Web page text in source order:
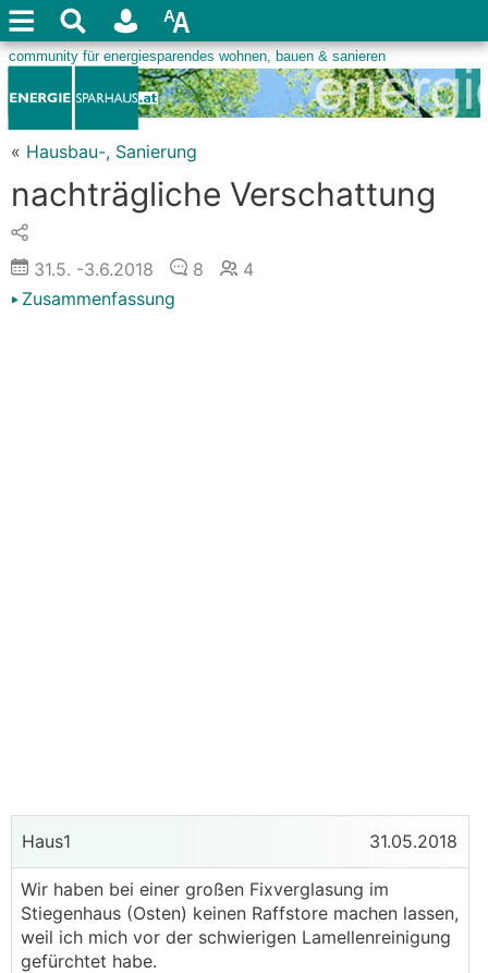
« Hausbau-, Sanierung
nachträgliche Verschattung
31.5. -3.6.2018 8
4
Zusammenfassung
Haus1 31.05.2018
Wir haben bei einer großen Fixverglasung im
Stiegenhaus (Osten) keinen Raffstore machen lassen,
weil ich mich vor der schwierigen Lamellenreinigung
gefürchtet habe.